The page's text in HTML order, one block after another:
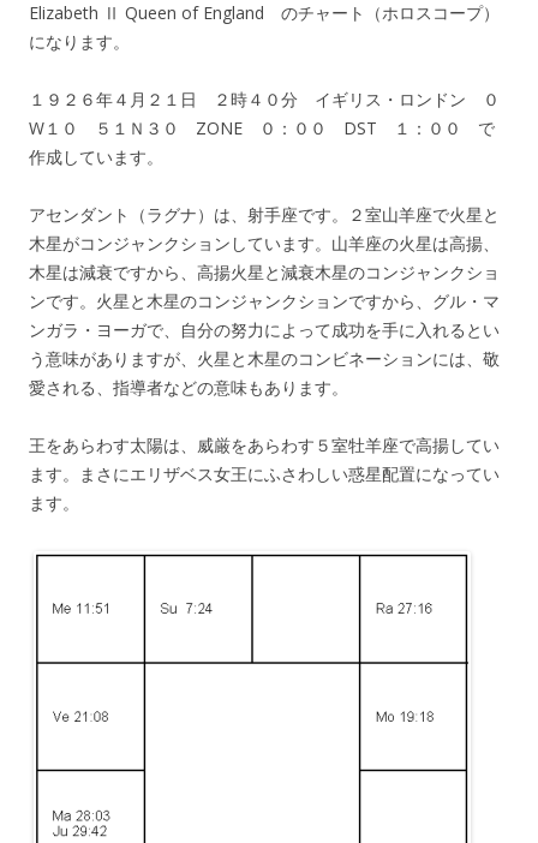
Elizabeth Ⅱ Queen of England のチャート（ホロスコープ）
になります。
１９２６年４月２１日 ２時４０分 イギリス・ロンドン ０
W１０ ５１Ｎ３０ ZONE ０：００ DST １：００ で
作成しています。
アセンダント（ラグナ）は、射手座です。２室山羊座で火星と
木星がコンジャンクションしています。山羊座の火星は高揚、
木星は減衰ですから、高揚火星と減衰木星のコンジャンクショ
ンです。火星と木星のコンジャンクションですから、グル・マ
ンガラ・ヨーガで、自分の努力によって成功を手に入れるとい
う意味がありますが、火星と木星のコンビネーションには、敬
愛される、指導者などの意味もあります。
王をあらわす太陽は、威厳をあらわす５室牡羊座で高揚してい
ます。まさにエリザベス女王にふさわしい惑星配置になってい
ます。